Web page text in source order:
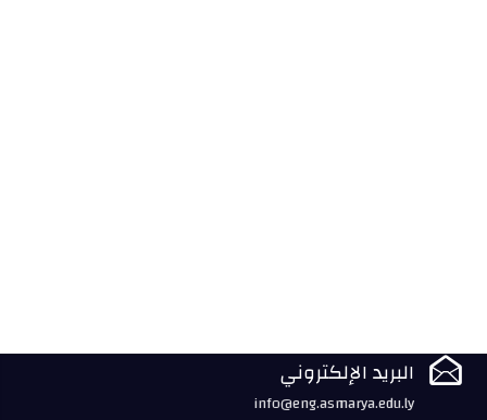
 البريد الإلكتروني
info@eng.asmarya.edu.ly